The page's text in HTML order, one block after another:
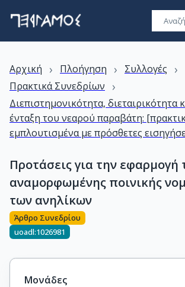
Αρχική › Πλοήγηση › Συλλογές ›
Πρακτικά Συνεδρίων ›
Διεπιστημονικότητα, διεταιρικότητα
ένταξη του νεαρού παραβάτη:
εμπλουτισμένα με πρόσθετες
Προτάσεις για την εφαρμογή
αναμορφωμένης ποινικής
των ανηλίκων
Άρθρο Συνεδρίου
uoadl:1026981
Μονάδες